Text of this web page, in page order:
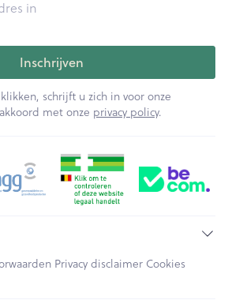
Inschrijven
schrijft u zich in voor onze
met onze privacy policy.
Privacy disclaimer Cookies